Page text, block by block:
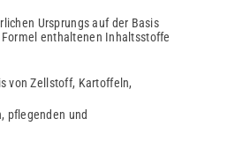
Ursprungs auf der Basis
enthaltenen Inhaltsstoffe
von Zellstoff, Kartoffeln,
pflegenden und